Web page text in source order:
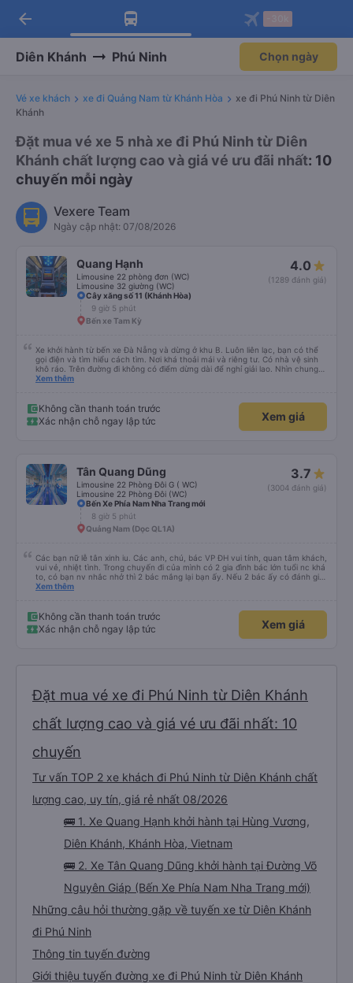
Tải app Vexere ngay!
Nhận ưu đãi thành viên độc
Mở app
Tải app Vexere
-30k/ghế khi đặt vé máy bay qua
Mở app
arrow_back
Diên Khánh Phú Ninh Chọn ngày
Vé xe khách xe đi Quảng Nam từ Khánh Hòa
xe đi Phú Ninh từ Diên
Khánh
Đặt mua vé xe 5 nhà xe đi Phú Ninh từ Diên
Khánh chất lượng cao và giá vé ưu đãi nhất: 10
chuyến mỗi ngày
Vexere Team
Ngày cập nhật: 07/08/2026
Quang Hạnh
Limousine 22 phòng đơn (WC)
Limousine 32 giường (WC)
4.0
(1289 đánh giá)
Cây xăng số 11 (Khánh Hòa)
9 giờ 5 phút
Bến xe Tam Kỳ
Xe khởi hành từ bến xe Đà Nẵng và dừng ở khu B. Luôn liên lạc, bạn có thể
gọi điện và tìm hiểu cách tìm. Nơi khá thoải mái và riêng tư. Có nhà vệ sinh
khô ráo. Trên đường đi không có điểm dừng dài để nghỉ giải lao. Nhìn chung
mọi thứ đều tuyệt vời.
Xem thêm
Không cần thanh toán trước
Xác nhận chỗ ngay lập tức
Xem giá
Tân Quang Dũng
Limousine 22 Phòng Đôi G ( WC)
Limousine 22 Phòng Đôi (WC)
3.7
(3004 đánh giá)
Bến Xe Phía Nam Nha Trang mới
8 giờ 5 phút
Quảng Nam (Dọc QL1A)
Các bạn nữ lễ tân xinh iu. Các anh, chú, bác VP ĐH vui tính, quan tâm khách,
vui vẻ, nhiệt tình. Trong chuyến đi của mình có 2 gia đình bác lớn tuổi nc khá
to, có bạn nv nhắc nhở thì 2 bác mắng lại bạn ấy. Nếu 2 bác ấy có đánh giá
xấu thì mình ngược lại nha. Bạn ấy nhắc nhở rất đúng. 2 bác nói rất to. To
bạn ấy nha. Nếu bạn ấy bị trừ thì bảo bạn ấy liên hệ sđt của mình, mình hỗ
trợ ạ. Số mình đuôi 666, chuyến ĐH-NT ngày 16/1. À các bạn nữ lễ tân xinh
iu còn đổi cho mình phòng đơn sang đôi xong còn note là (một mình) yêu
Xem thêm
Không cần thanh toán trước
Xác nhận chỗ ngay lập tức
Xem giá
Đặt mua vé xe đi Phú Ninh từ Diên Khánh
chất lượng cao và giá vé ưu đãi nhất: 10
chuyến
Tư vấn TOP 2 xe khách đi Phú Ninh từ Diên Khánh chất
lượng cao, uy tín, giá rẻ nhất 08/2026
🚌 1. Xe Quang Hạnh khởi hành tại Hùng Vương,
Diên Khánh, Khánh Hòa, Vietnam
🚌 2. Xe Tân Quang Dũng khởi hành tại Đường Võ
Nguyên Giáp (Bến Xe Phía Nam Nha Trang mới)
Những câu hỏi thường gặp về tuyến xe từ Diên Khánh
đi Phú Ninh
Thông tin tuyến đường
Giới thiệu tuyến đường xe đi Phú Ninh từ Diên Khánh